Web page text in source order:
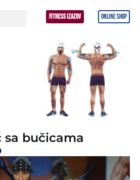
FITNESS IZAZOV ONLINE SHOP
sa bučicama